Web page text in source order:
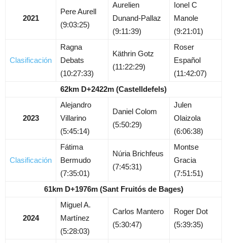
2021
Pere Aurell
(9:03:25)
Aurelien
Dunand-Pallaz
(9:11:39)
Ionel C
Manole
(9:21:01)
Clasificación
Ragna
Debats
(10:27:33)
Käthrin Gotz
(11:22:29)
Roser
Español
(11:42:07)
62km D+2422m (Castelldefels)
2023
Alejandro
Villarino
(5:45:14)
Daniel Colom
(5:50:29)
Julen
Olaizola
(6:06:38)
Clasificación
Fátima
Bermudo
(7:35:01)
Núria Brichfeus
(7:45:31)
Montse
Gracia
(7:51:51)
61km D+1976m (Sant Fruitós de Bages)
2024
Miguel A.
Martínez
(5:28:03)
Carlos Mantero
(5:30:47)
Roger Dot
(5:39:35)